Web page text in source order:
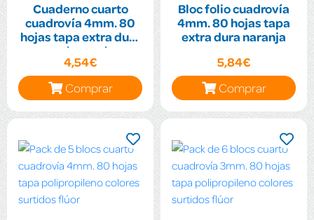
Cuaderno cuarto
cuadrovía 4mm. 80
hojas tapa extra dura
color azul
4,54€
Comprar
Bloc folio cuadrovía
4mm. 80 hojas tapa
extra dura naranja
5,84€
Comprar